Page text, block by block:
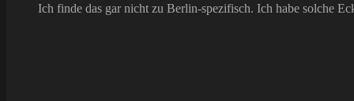
Ich finde das gar nicht zu Berlin-spezifisch. Ich habe solche